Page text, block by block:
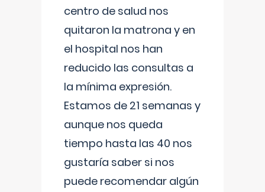
centro de salud nos
quitaron la matrona y en
el hospital nos han
reducido las consultas a
la mínima expresión.
Estamos de 21 semanas y
aunque nos queda
tiempo hasta las 40 nos
gustaría saber si nos
puede recomendar algún